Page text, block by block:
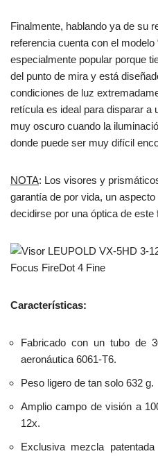
Finalmente, hablando ya de su
referencia cuenta con el modelo
especialmente popular porque
del punto de mira y está
condiciones de luz
retícula es ideal para disparar a
muy oscuro cuando la
donde puede ser muy difícil
NOTA: Los visores y
garantía de por vida, un
decidirse por una óptica de este
Características:
Fabricado con un tubo de
aeronáutica 6061-T6.
Peso ligero de tan solo 632 g.
Amplio campo de visión a
12x.
Exclusiva mezcla